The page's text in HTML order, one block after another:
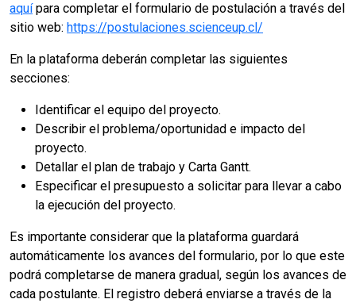
aquípara completar el formulario de postulación a través del
sitio web: https://postulaciones.scienceup.cl/
En la plataforma deberán completar las siguientes
secciones:
Identificar el equipo del proyecto.
Describir el problema/oportunidad e impacto del
proyecto.
Detallar el plan de trabajo y Carta Gantt.
Especificar el presupuesto a solicitar para llevar a cabo
la ejecución del proyecto.
Es importante considerar que la plataforma guardará
automáticamente los avances del formulario, por lo que este
podrá completarse de manera gradual, según los avances de
cada postulante. El registro deberá enviarse a través de la